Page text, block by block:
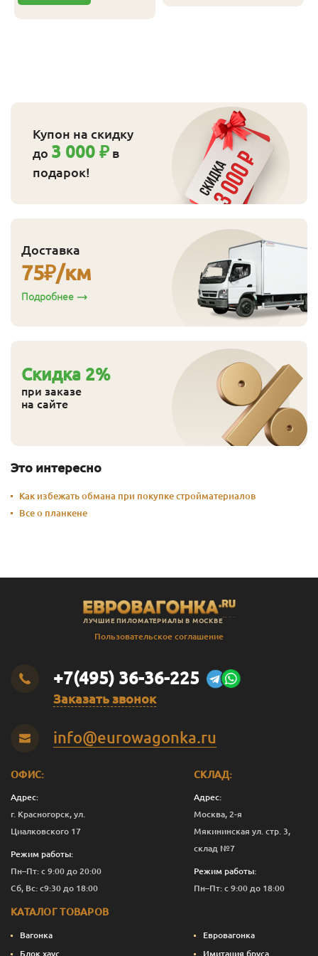
Купон на скидку
до 3 000 ₽ в
подарок!
Доставка
75₽/км
Подробнее
Cкидка 2%
при заказе
на сайте
Это интересно
Как избежать обмана при покупке стройматериалов
Все о планкене
ЛУЧШИЕ ПИЛОМАТЕРИАЛЫ В МОСКВЕ
Пользовательское соглашение
+7(495) 36-36-225
Заказать звонок
info@eurowagonka.ru
ОФИС:
Адрес:
г. Красногорск, ул.
Циалковского 17
Режим работы:
Пн–Пт: с 9:00 до 20:00
Сб, Вс: с9:30 до 18:00
СКЛАД:
Адрес:
Москва, 2-я
Мякининская ул. стр. 3,
склад №7
Режим работы:
Пн–Пт: с 9:00 до 18:00
КАТАЛОГ ТОВАРОВ
Вагонка
Евровагонка
Блок хаус
Имитация бруса